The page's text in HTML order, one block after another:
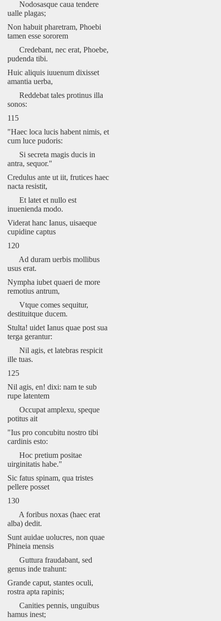
Nodosasque caua tendere
ualle plagas;
Non habuit pharetram, Phoebi
tamen esse sororem
Credebant, nec erat, Phoebe,
pudenda tibi.
Huic aliquis iuuenum dixisset
amantia uerba,
Reddebat tales protinus illa
sonos:
115
"Haec loca lucis habent nimis, et
cum luce pudoris:
Si secreta magis ducis in
antra, sequor."
Credulus ante ut iit, frutices haec
nacta resistit,
Et latet et nullo est
inuenienda modo.
Viderat hanc Ianus, uisaeque
cupidine captus
120
Ad duram uerbis mollibus
usus erat.
Nympha iubet quaeri de more
remotius antrum,
Vtque comes sequitur,
destituitque ducem.
Stulta! uidet Ianus quae post sua
terga gerantur:
Nil agis, et latebras respicit
ille tuas.
125
Nil agis, en! dixi: nam te sub
rupe latentem
Occupat amplexu, speque
potitus ait
"Ius pro concubitu nostro tibi
cardinis esto:
Hoc pretium positae
uirginitatis habe."
Sic fatus spinam, qua tristes
pellere posset
130
A foribus noxas (haec erat
alba) dedit.
Sunt auidae uolucres, non quae
Phineia mensis
Guttura fraudabant, sed
genus inde trahunt:
Grande caput, stantes oculi,
rostra apta rapinis;
Canities pennis, unguibus
hamus inest;